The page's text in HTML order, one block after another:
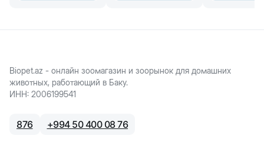
Biopet.az - онлайн зоомагазин и зоорынок для домашних
животных, работающий в Баку.
ИНН: 2006199541
876 +994 50 400 08 76